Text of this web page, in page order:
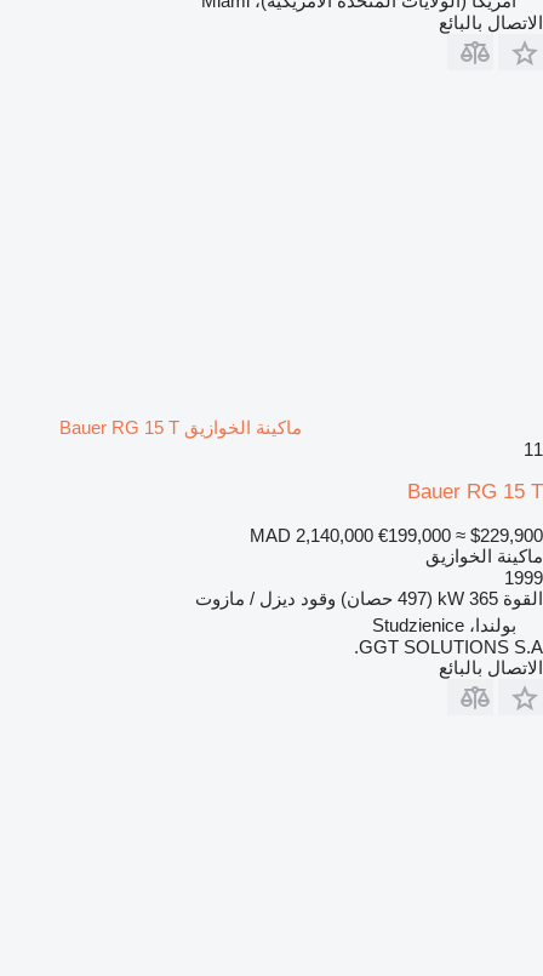
الاتصال بالبائع
ماكينة الخوازيق Bauer RG 15 T
11
Bauer RG 15 T
MAD 2,140,000 €199,000 ≈ $229,900
ماكينة الخوازيق
1999
القوة 365 kW (497 حصان) وقود ديزل / مازوت
بولندا، Studzienice
GGT SOLUTIONS S.A.
الاتصال بالبائع